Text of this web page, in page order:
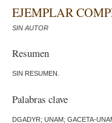
EJEMPLAR
SIN AUTOR
Resumen
SIN RESUMEN.
Palabras clave
DGADYR; UNAM; GACETA-